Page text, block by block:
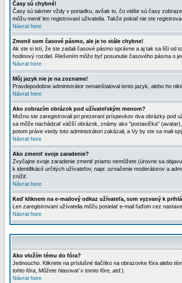
Časy sú chybné!
Časy sú takmer vždy v poriadku, avšak to, čo vidíte sú časy
môžu meniť len registrovaní uživatelia. Takže pokiaľ nie ste
Návrat hore
Zmenil som časové pásmo, ale je to stále chybne!
Ak ste si istí, že ste zadali časové pásmo správne a aj tak sa líši od
hodinový rozdiel. Riešením môže byť posunutie časového pásma o
Návrat hore
Môj jazyk nie je na zozname!
Pravdepodobne administrátor nenainštaloval tento jazyk, alebo ho
Návrat hore
Ako zobrazím obrázok pod užívateľským menom?
Možno ste zaregistrovali pri prezeraní príspevkov dva obrázky pod
sa môže nachádzať väčší obrázok, známy ako "postavička"
potom práve vtedy toto administrátori zakázali, a Vy by ste sa mali
Návrat hore
Ako zmeniť svoje zaradenie?
Zvyčajne svoje zaradenie zmeniť priamo nemôžete (úrovne sa
k identifikácií určitých užívateľov, napr. označenie moderátorov a
znížiť.
Návrat hore
Keď kliknem na e-mailový odkaz užívateľa, som vyzvaný k
Len zaregistrovaní užívatelia môžu posielať e-mail ľuďom cez
Návrat hore
Ako vložím tému do fóra?
Jednoucho. Kliknete na príslušné tlačítko na obrazovke fóra alebo
tohto fóra, Môžete hlasovať v tomto fóre, atd.).
Návrat hore